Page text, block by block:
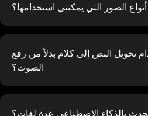
الصور التي يمكنني استخدامها؟
تحويل النص إلى كلام بدلاً من رفع
الصوت؟
بالذكاء الاصطناعي عدة لغات؟